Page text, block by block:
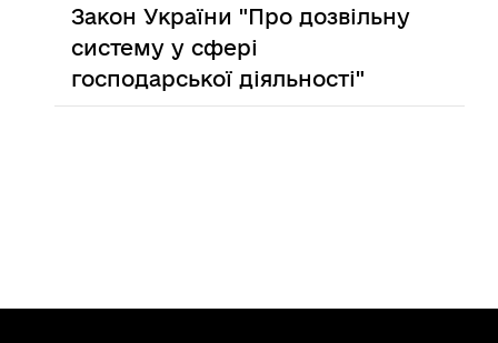
Закон України "Про дозвільну
систему у сфері
господарської діяльності"